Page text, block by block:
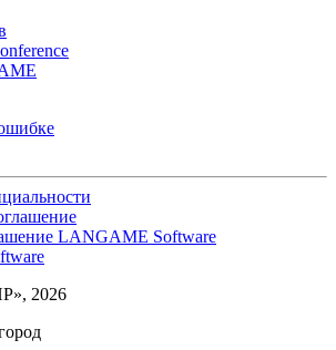
LANGAME Software
2026